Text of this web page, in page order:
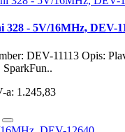
- 5V/16MHz, DEV-
DEV-11113 Opis:
a: 1.245,83